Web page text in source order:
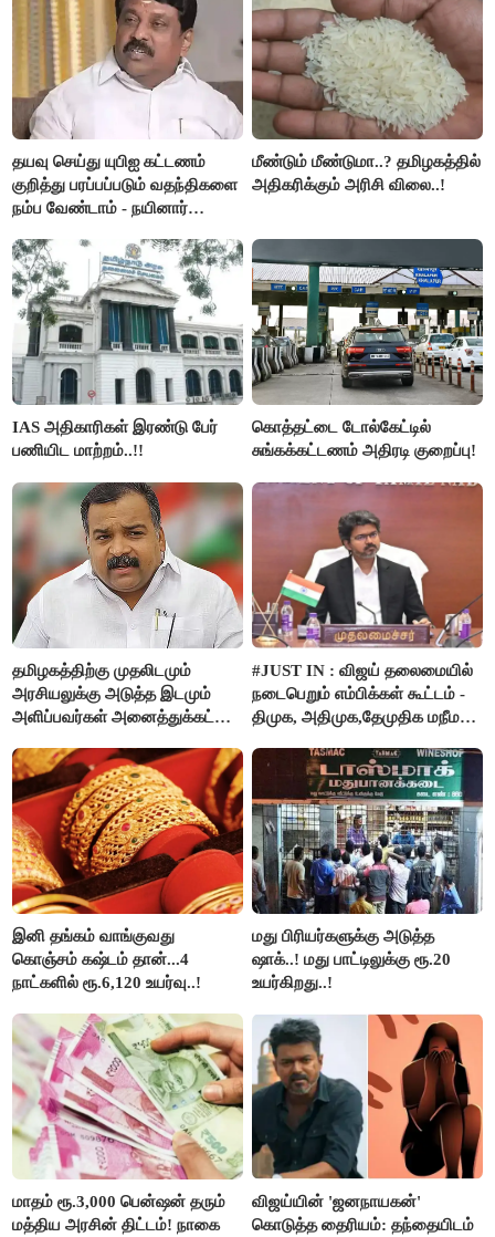
தயவு செய்து யுபிஐ கட்டணம்
குறித்து பரப்பப்படும் வதந்திகளை
நம்ப வேண்டாம் - நயினார்
மீண்டும் மீண்டுமா..? தமிழகத்தில்
அதிகரிக்கும் அரிசி விலை..!
IAS அதிகாரிகள் இரண்டு பேர்
பணியிட மாற்றம்..!!
கொத்தட்டை டோல்கேட்டில்
சுங்கக்கட்டணம் அதிரடி குறைப்பு!
தமிழகத்திற்கு முதலிடமும்
அரசியலுக்கு அடுத்த இடமும்
அளிப்பவர்கள் அனைத்துக்கட்சி
பங்கேற்பார்கள் - மாணிக்கம்
தாகூர்..!!
#JUST IN : விஜய் தலைமையில்
நடைபெறும் எம்பிக்கள் கூட்டம் -
திமுக, அதிமுக,தேமுதிக மநீம
இனி தங்கம் வாங்குவது
கொஞ்சம் கஷ்டம் தான்...4
நாட்களில் ரூ.6,120 உயர்வு..!
மது பிரியர்களுக்கு அடுத்த
ஷாக்..! மது பாட்டிலுக்கு ரூ.20
உயர்கிறது..!
மாதம் ரூ.3,000 பென்ஷன் தரும்
மத்திய அரசின் திட்டம்! நாகை
விஜய்யின் 'ஜனநாயகன்'
கொடுத்த தைரியம்: தந்தையிடம்